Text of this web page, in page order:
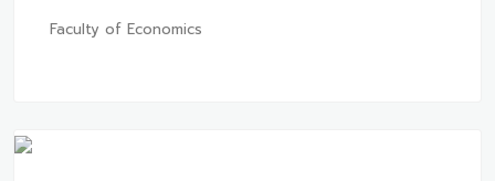
Faculty of Economics